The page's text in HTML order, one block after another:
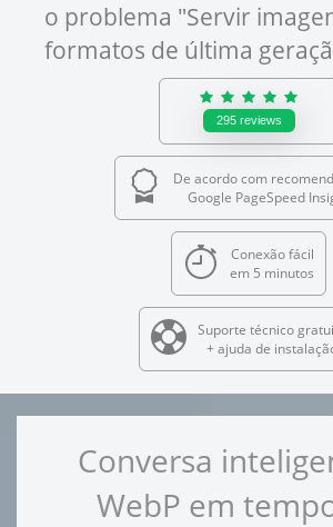
o problema "Servir
formatos de última
295 reviews
De acordo com
Google PageSpeed
Conexão fácil
em 5 minutos
Suporte técnico
+ ajuda de
Conversa
WebP em